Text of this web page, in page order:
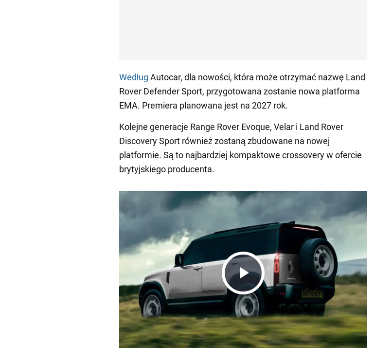
Według Autocar, dla nowości, która może otrzymać nazwę Land
Rover Defender Sport, przygotowana zostanie nowa platforma
EMA. Premiera planowana jest na 2027 rok.
Kolejne generacje Range Rover Evoque, Velar i Land Rover
Discovery Sport również zostaną zbudowane na nowej
platformie. Są to najbardziej kompaktowe crossovery w ofercie
brytyjskiego producenta.
Play
Video